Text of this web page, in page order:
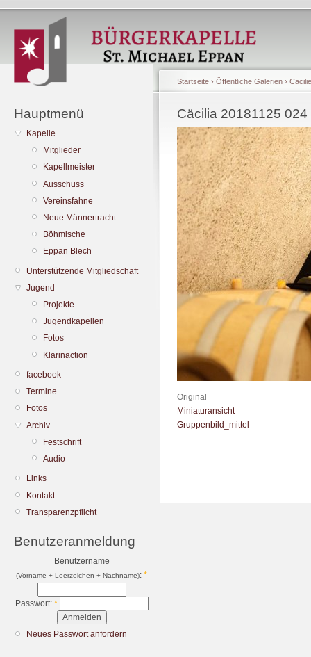
Hauptmenü
Kapelle
Mitglieder
Kapellmeister
Ausschuss
Vereinsfahne
Neue Männertracht
Böhmische
Eppan Blech
Unterstützende Mitgliedschaft
Jugend
Projekte
Jugendkapellen
Fotos
Klarinaction
facebook
Termine
Fotos
Archiv
Festschrift
Audio
Links
Kontakt
Transparenzpflicht
Benutzeranmeldung
Benutzername
(Vorname + Leerzeichen + Nachname): *
Passwort: *
Neues Passwort anfordern
Startseite › Öffentliche Galerien ›
Cäcilia 20181125 024
Original
Miniaturansicht
Gruppenbild_mittel